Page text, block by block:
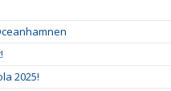
2025!